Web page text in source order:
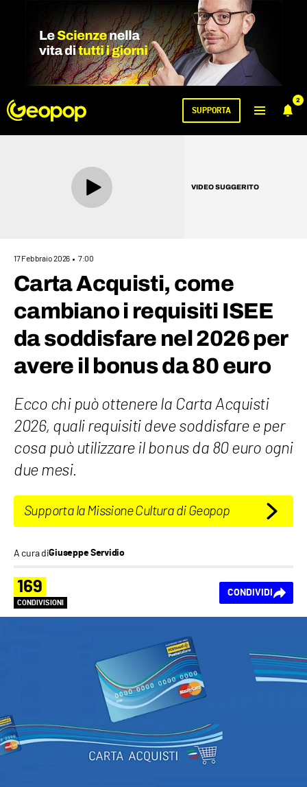
2
SUPPORTA
VIDEO SUGGERITO
17 Febbraio 2026 7:00
Carta Acquisti, come
cambiano i requisiti ISEE
da soddisfare nel 2026 per
avere il bonus da 80 euro
Ecco chi può ottenere la Carta Acquisti
2026, quali requisiti deve soddisfare e per
cosa può utilizzare il bonus da 80 euro ogni
due mesi.
Supporta la Missione Cultura di Geopop
A cura diGiuseppe Servidio
169
CONDIVISIONI
CONDIVIDI